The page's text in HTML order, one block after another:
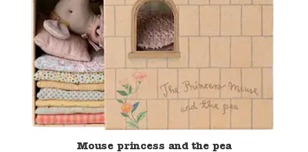
Mouse princess and the pea